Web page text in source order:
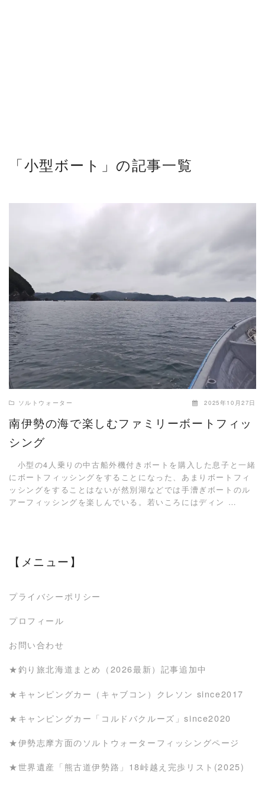
「小型ボート」の記事一覧
READ MORE
ソルトウォーター 2025年10月27日
南伊勢の海で楽しむファミリーボートフィッ
シング
小型の4人乗りの中古船外機付きボートを購入した息子と一緒
にボートフィッシングをすることになった、あまりボートフィ
ッシングをすることはないが然別湖などでは手漕ぎボートのル
アーフィッシングを楽しんでいる。若いころにはディン …
【メニュー】
プライバシーポリシー
プロフィール
お問い合わせ
★釣り旅北海道まとめ（2026最新）記事追加中
★キャンピングカー（キャブコン）クレソン since2017
★キャンピングカー「コルドバクルーズ」since2020
★伊勢志摩方面のソルトウォーターフィッシングページ
★世界遺産「熊古道伊勢路」18峠越え完歩リスト(2025)